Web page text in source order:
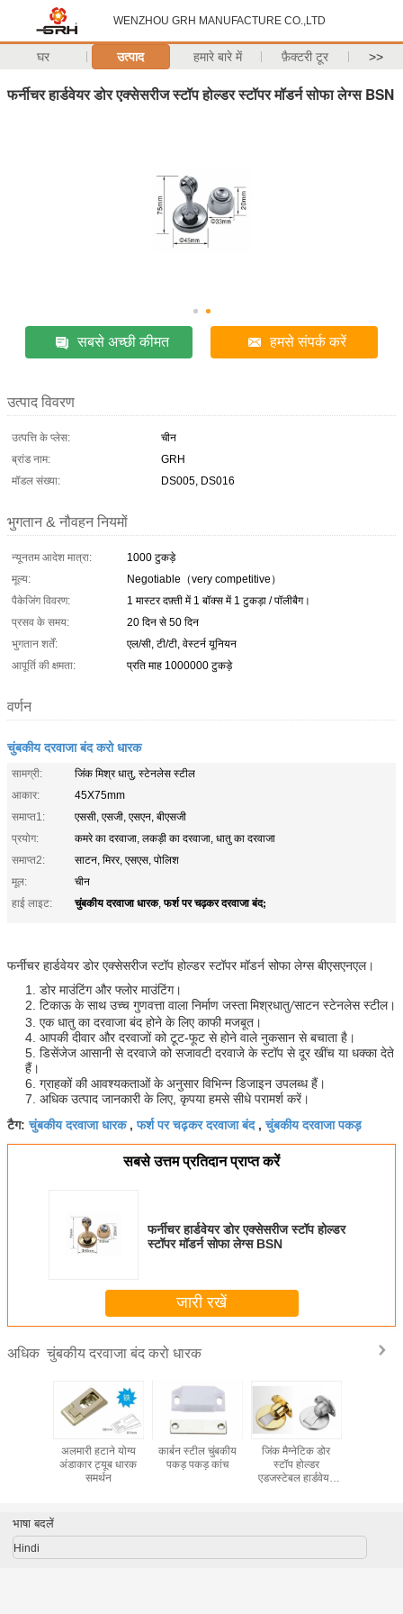
WENZHOU GRH MANUFACTURE CO.,LTD
घर उत्पाद हमारे बारे में फ़ैक्टरी टूर >>
फर्नीचर हार्डवेयर डोर एक्सेसरीज स्टॉप होल्डर स्टॉपर मॉडर्न सोफा लेग्स BSN
सबसे अच्छी कीमत हमसे संपर्क करें
उत्पाद विवरण
उत्पत्ति के प्लेस:
चीन
ब्रांड नाम:
GRH
मॉडल संख्या:
DS005, DS016
भुगतान & नौवहन नियमों
न्यूनतम आदेश मात्रा:
1000 टुकड़े
मूल्य:
Negotiable（very competitive）
पैकेजिंग विवरण:
1 मास्टर दफ़्ती में 1 बॉक्स में 1 टुकड़ा / पॉलीबैग।
प्रसव के समय:
20 दिन से 50 दिन
भुगतान शर्तें:
एल/सी, टी/टी, वेस्टर्न यूनियन
आपूर्ति की क्षमता:
प्रति माह 1000000 टुकड़े
वर्णन
चुंबकीय दरवाजा बंद करो धारक
सामग्री:
जिंक मिश्र धातु, स्टेनलेस स्टील
आकार:
45X75mm
समाप्त1:
एससी, एसजी, एसएन, बीएसजी
प्रयोग:
कमरे का दरवाजा, लकड़ी का दरवाजा, धातु का दरवाजा
समाप्त2:
साटन, मिरर, एसएस, पोलिश
मूल:
चीन
हाई लाइट:
चुंबकीय दरवाजा धारक,फर्श पर चढ़कर दरवाजा बंद;
फर्नीचर हार्डवेयर डोर एक्सेसरीज स्टॉप होल्डर स्टॉपर मॉडर्न सोफा लेग्स बीएसएनएल।
1. डोर माउंटिंग और फ्लोर माउंटिंग।
2. टिकाऊ के साथ उच्च गुणवत्ता वाला निर्माण जस्ता मिश्रधातु/साटन स्टेनलेसस्टील।
3. एक धातु का दरवाजा बंद होने के लिए काफी मजबूत।
4. आपकी दीवार और दरवाजों को टूट-फूट से होने वाले नुकसान से बचाता है।
5. डिसेंजेज आसानी से दरवाजे को सजावटी दरवाजे के स्टॉप से ​​​​दूर खींच या धक्का देते
हैं।
6. ग्राहकों की आवश्यकताओं के अनुसार विभिन्न डिजाइन उपलब्ध हैं।
7. अधिक उत्पाद जानकारी के लिए, कृपया हमसे सीधे परामर्श करें।
टैग:चुंबकीय दरवाजा धारक,फर्श पर चढ़कर दरवाजा बंद,चुंबकीय दरवाजा पकड़
सबसे उत्तम प्रतिदान प्राप्त करें
फर्नीचर हार्डवेयर डोर एक्सेसरीज स्टॉप होल्डर
स्टॉपर मॉडर्न सोफा लेग्स BSN
जारी रखें
अधिक चुंबकीय दरवाजा बंद करो धारक
अलमारी हटाने योग्य
अंडाकार ट्यूब धारक
समर्थन
कार्बन स्टील चुंबकीय
पकड़ पकड़ कांच
जिंक मैग्नेटिक डोर
स्टॉप होल्डर
एडजस्टेबल हार्डवेयर
भाषा बदलें
Hindi